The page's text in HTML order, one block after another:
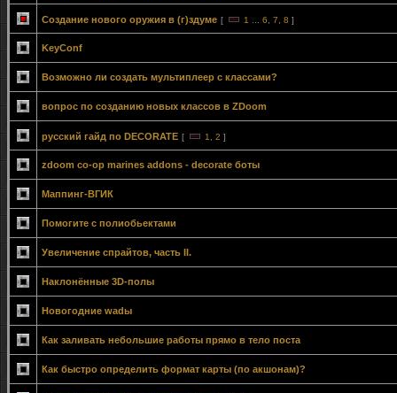
Создание нового оружия в (г)здуме [ 1 6 7 8 ]
KeyConf
Возможно ли создать мультиплеер с классами?
вопрос по созданию новых классов в ZDoom
русский гайд по DECORATE [ 1 2 ]
zdoom co-op marines addons - decorate боты
Маппинг-ВГИК
Помогите с полиобьектами
Увеличение спрайтов, часть II.
Наклонённые 3D-полы
Новогодние wadы
Как заливать небольшие работы прямо в тело поста
Как быстро определить формат карты (по акшонам)?